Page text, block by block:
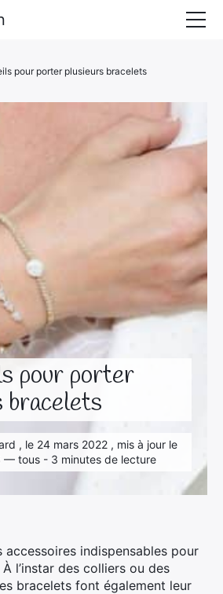
pour porter
bracelets
, le 24 mars 2022 , mis à jour le
— tous - 3 minutes de lecture
pour porter plusieurs bracelets
accessoires indispensables pour
l’instar des colliers ou des
bracelets font également leur